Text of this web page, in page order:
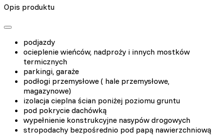
Opis produktu
podjazdy
ocieplenie wieńców, nadproży i innych mostków
termicznych
parkingi, garaże
podłogi przemysłowe ( hale przemysłowe,
magazynowe)
izolacja cieplna ścian poniżej poziomu gruntu
pod pokrycie dachówką
wypełnienie konstrukcyjne nasypów drogowych
stropodachy bezpośrednio pod papą nawierzchniową